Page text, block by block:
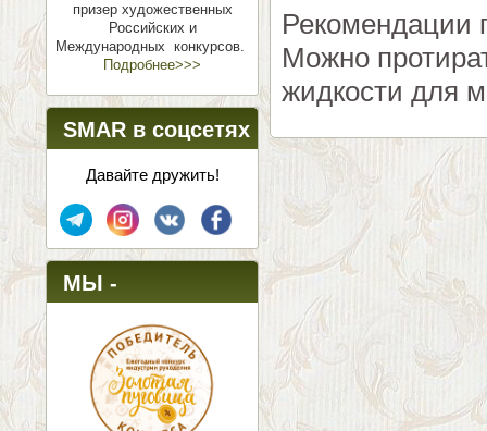
призер художественных
Российских и
Международных конкурсов.
Подробнее>>>
SMAR в соцсетях
Давайте дружить!
МЫ -
ПОБЕДИТЕЛИ!
Рекомендации
Можно
жидкости для